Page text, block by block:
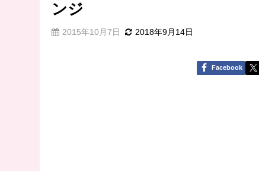
ンジ
2015年10月7日 2018年9月14日
Facebook